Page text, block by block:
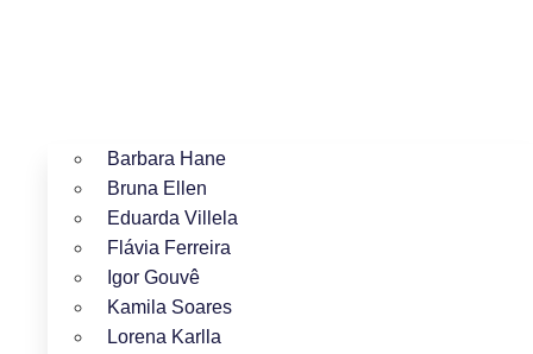
Barbara Hane
Bruna Ellen
Eduarda Villela
Flávia Ferreira
Igor Gouvê
Kamila Soares
Lorena Karlla